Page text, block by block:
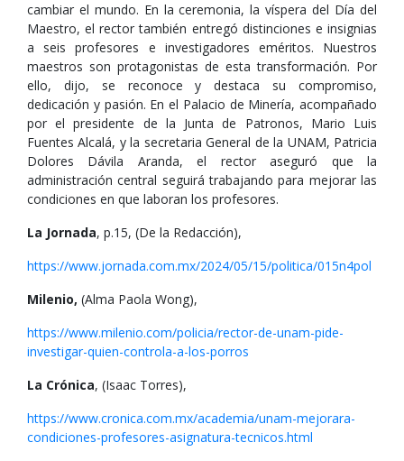
cambiar el mundo. En la ceremonia, la víspera del Día del
Maestro, el rector también entregó distinciones e insignias
a seis profesores e investigadores eméritos. Nuestros
maestros son protagonistas de esta transformación. Por
ello, dijo, se reconoce y destaca su compromiso,
dedicación y pasión. En el Palacio de Minería, acompañado
por el presidente de la Junta de Patronos, Mario Luis
Fuentes Alcalá, y la secretaria General de la UNAM, Patricia
Dolores Dávila Aranda, el rector aseguró que la
administración central seguirá trabajando para mejorar las
condiciones en que laboran los profesores.
La Jornada, p.15, (De la Redacción),
https://www.jornada.com.mx/2024/05/15/politica/015n4pol
Milenio, (Alma Paola Wong),
https://www.milenio.com/policia/rector-de-unam-pide-
investigar-quien-controla-a-los-porros
La Crónica, (Isaac Torres),
https://www.cronica.com.mx/academia/unam-mejorara-
condiciones-profesores-asignatura-tecnicos.html